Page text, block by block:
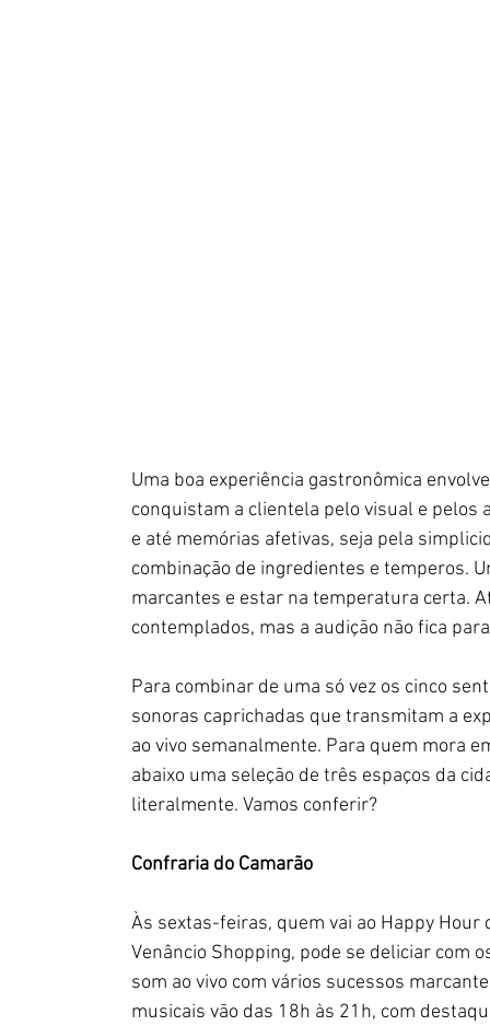
Uma boa experiência gastronômica
conquistam a clientela pelo visual e pelos
e até memórias afetivas, seja pela
combinação de ingredientes e temperos.
marcantes e estar na temperatura certa.
contemplados, mas a audição não fica
Para combinar de uma só vez os cinco
sonoras caprichadas que transmitam a
ao vivo semanalmente. Para quem mora
abaixo uma seleção de três espaços da
literalmente. Vamos conferir?
Confraria do Camarão
Às sextas-feiras, quem vai ao Happy
Venâncio Shopping, pode se deliciar com
som ao vivo com vários sucessos
musicais vão das 18h às 21h, com